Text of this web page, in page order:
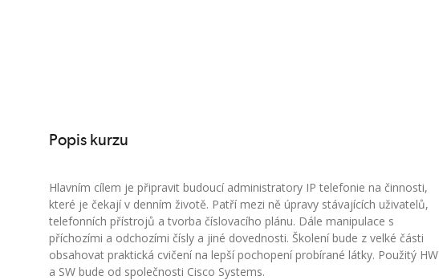
Popis kurzu
Hlavním cílem je připravit budoucí administratory IP telefonie na činnosti,
které je čekají v denním životě. Patří mezi ně úpravy stávajících uživatelů,
telefonních přístrojů a tvorba číslovacího plánu. Dále manipulace s
příchozími a odchozími čísly a jiné dovednosti. Školení bude z velké části
obsahovat praktická cvičení na lepší pochopení probírané látky. Použitý HW
a SW bude od společnosti Cisco Systems.